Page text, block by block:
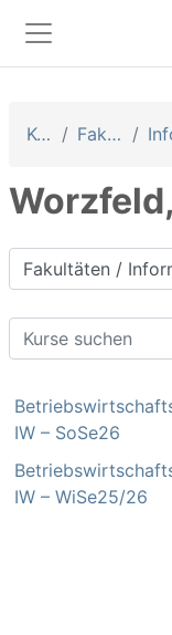
Website-
Kurse Fakultäten
Kursbereiche
Kurse suchen
IW – SoSe26
IW – WiSe25/26